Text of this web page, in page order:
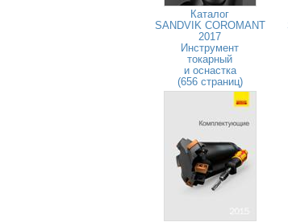
Каталог
SANDVIK COROMANT
2017
Инструмент
токарный
и оснастка
(656 страниц)